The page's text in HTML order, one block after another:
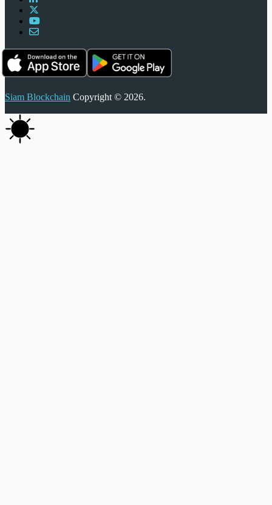
Siam Blockchain Copyright © 2026.